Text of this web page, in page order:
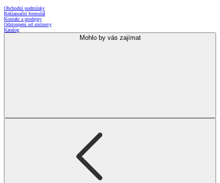
Obchodní podmínky
Reklamační formulář
Kontakt a prodejny
Odstoupení od smlouvy
Katalog
Mohlo by vás zajímat